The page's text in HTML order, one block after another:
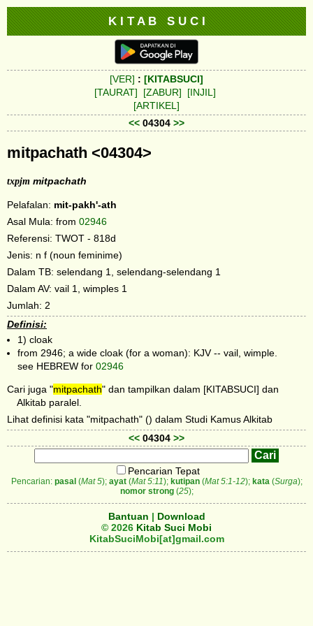
K I T A B S U C I
[VER] : [KITABSUCI]
[TAURAT]
[ZABUR]
[INJIL]
[ARTIKEL]
<< 04304 >>
mitpachath <04304>
txpjm mitpachath
Pelafalan: mit-pakh'-ath
Asal Mula: from 02946
Referensi: TWOT - 818d
Jenis: n f (noun feminime)
Dalam TB: selendang 1, selendang-selendang 1
Dalam AV: vail 1, wimples 1
Jumlah: 2
Definisi:
1) cloak
from 2946; a wide cloak (for a woman): KJV -- vail, wimple.
see HEBREW for 02946
Cari juga "mitpachath" dan tampilkan dalam [KITABSUCI] dan
Alkitab paralel.
Lihat definisi kata "mitpachath" () dalam Studi Kamus Alkitab
<< 04304 >>
Pencarian Tepat
Pencarian: pasal (Mat 5); ayat(Mat 5:11); kutipan(Mat 5:1-12); kata(Surga);
nomor strong(25);
Bantuan | Download
© 2026 Kitab Suci Mobi
KitabSuciMobi[at]gmail.com